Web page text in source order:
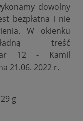
dowolny
bezpłatna i nie
W okienku
treść
12 - Kamil
21.06. 2022 r.
g